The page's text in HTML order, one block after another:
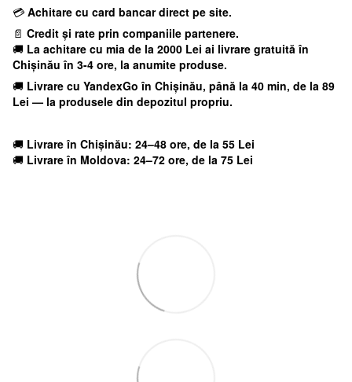
💳 Achitare cu card bancar direct pe site.
📄 Credit și rate prin companiile partenere.
🚚 La achitare cu mia de la 2000 Lei ai livrare gratuită în
Chișinău în 3-4 ore, la anumite produse.
🚚 Livrare cu YandexGo în Chișinău, până la 40 min, de la 89
Lei — la produsele din depozitul propriu.
🚚 Livrare în Chișinău: 24–48 ore, de la 55 Lei
🚚 Livrare în Moldova: 24–72 ore, de la 75 Lei